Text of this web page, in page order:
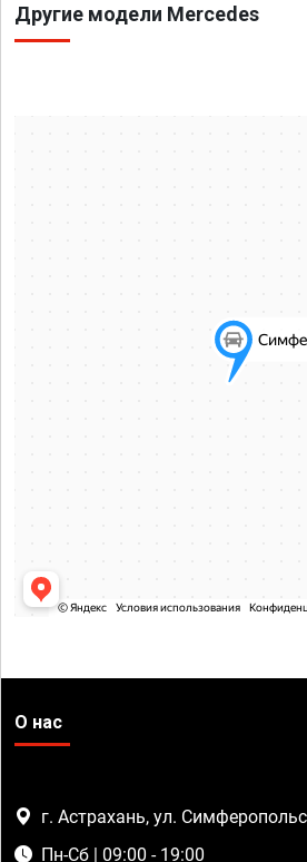
Другие модели Mercedes
О нас
г. Астрахань, ул.
Пн-Сб | 09:00 - 19:00